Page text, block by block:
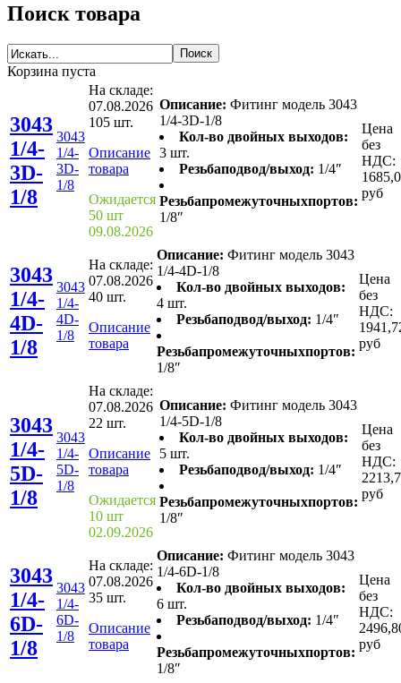
Поиск товара
Корзина пуста
3043
1/4-
3D-
1/8
3043
1/4-
3D-
1/8
На складе:
07.08.2026
105 шт.
Описание
товара
Ожидается
50 шт
09.08.2026
Описание: Фитинг модель 3043
1/4-3D-1/8
Кол-во двойных выходов:
3 шт.
Резьбаподвод/выход: 1/4″
Резьбапромежуточныхпортов:
1/8″
Цена
без
НДС:
руб
3043
1/4-
4D-
1/8
3043
1/4-
4D-
1/8
На складе:
07.08.2026
40 шт.
Описание
товара
Описание: Фитинг модель 3043
1/4-4D-1/8
Кол-во двойных выходов:
4 шт.
Резьбаподвод/выход: 1/4″
Резьбапромежуточныхпортов:
1/8″
Цена
без
НДС:
руб
3043
1/4-
5D-
1/8
3043
1/4-
5D-
1/8
На складе:
07.08.2026
22 шт.
Описание
товара
Ожидается
10 шт
02.09.2026
Описание: Фитинг модель 3043
1/4-5D-1/8
Кол-во двойных выходов:
5 шт.
Резьбаподвод/выход: 1/4″
Резьбапромежуточныхпортов:
1/8″
Цена
без
НДС:
руб
3043
1/4-
6D-
1/8
3043
1/4-
6D-
1/8
На складе:
07.08.2026
35 шт.
Описание
товара
Описание: Фитинг модель 3043
1/4-6D-1/8
Кол-во двойных выходов:
6 шт.
Резьбаподвод/выход: 1/4″
Резьбапромежуточныхпортов:
1/8″
Цена
без
НДС:
руб